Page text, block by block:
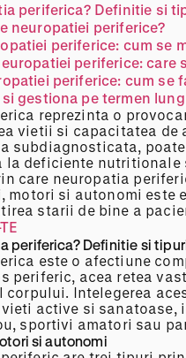
periferica? Definitie si
neuropatiei periferice?
periferice: cum se
periferice: care
periferice: cum se
gestiona pe termen
reprezinta o
vietii si capacitatea de
subdiagnosticata,
la deficiente nutritionale
care neuropatia
motori si autonomi este
starii de bine a
periferica? Definitie si
este o afectiune
periferic, acea retea
corpului. Intelegerea
active si
sportivi amatori sau
si autonomi